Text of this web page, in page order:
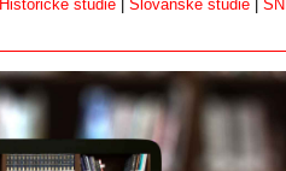
Historické štúdie Slovanské štúdie